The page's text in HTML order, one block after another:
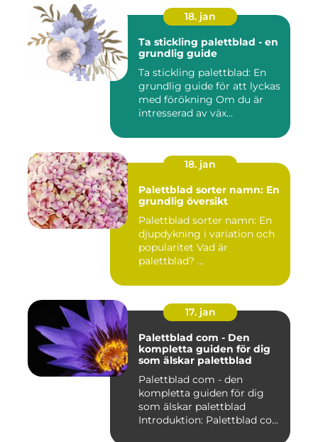
18. jan
Ta stickling palettblad - en
grundlig guide
Ta stickling palettblad: En
grundlig guide för att lyckas
med förökning Om du är
intresserad av väx...
18. jan
Palettblad sorter namn: En
grundlig översikt
Palettblad sorter namn: En
djupdykning i variation och
popularitet Vad är
palettblad? ...
17. jan
Palettblad com - Den
kompletta guiden för dig
som älskar palettblad
Palettblad com - den
kompletta guiden för dig
som älskar palettblad
Introduktion: Palettblad com